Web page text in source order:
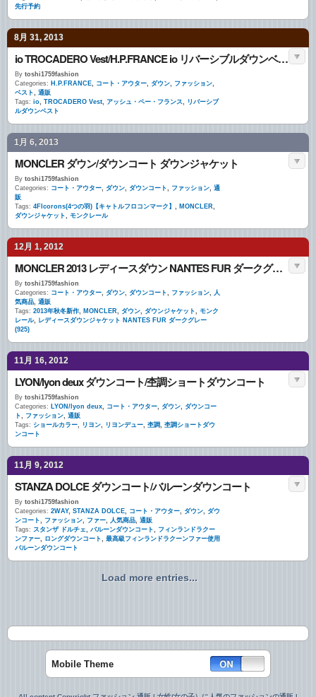
先行予約
8月 31, 2013
io TROCADERO Vest/H.P.FRANCE io リバーシブルダウンベスト
By toshi1759fashion
Categories: H.P.FRANCE, コート・アウター, ダウン, ファッション,
ベスト, 通販
Tags: io, TROCADERO Vest, アッシュ・ペー・フランス, リバーシブ
ルダウンベスト
1月 6, 2013
MONCLER ダウン/ダウンコート ダウンジャケット
By toshi1759fashion
Categories: コート・アウター, ダウン, ダウンコート, ファッション, 通
販
Tags: 4Flcorons(4つの羽)【キャトルフロコンマーク】 , MONCLER,
ダウンジャケット, モンクレール
12月 1, 2012
MONCLER 2013 レディースダウン NANTES FUR ダークグレー(925)
By toshi1759fashion
Categories: コート・アウター, ダウン, ダウンコート, ファッション, 人
気商品, 通販
Tags: 2013年秋冬新作, MONCLER, ダウン, ダウンジャケット, モンク
レール, レディースダウンジャケット NANTES FUR ダークグレー
(925)
11月 16, 2012
LYON/lyon deux ダウンコート/杢調ショートダウンコート
By toshi1759fashion
Categories: LYON/lyon deux, コート・アウター, ダウン, ダウンコー
ト, ファッション, 通販
Tags: ショールカラー, リヨン, リヨンデュー, 杢調, 杢調ショートダウ
ンコート
11月 9, 2012
STANZA DOLCE ダウンコート/バルーンダウンコート
By toshi1759fashion
Categories: 2WAY, STANZA DOLCE, コート・アウター, ダウン, ダウ
ンコート, ファッション, ファー, 人気商品, 通販
Tags: スタンザ ドルチェ, バルーンダウンコート, フィンランドラクー
ンファー, ロングダウンコート, 最高級フィンランドラクーンファー使用
バルーンダウンコート
Load more entries...
Mobile Theme